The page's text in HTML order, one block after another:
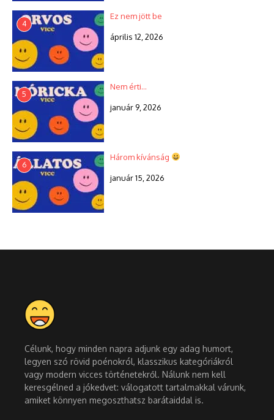
4
Ez nem jött be
április 12, 2026
5
Nem érti…
január 9, 2026
6
Három kívánság
január 15, 2026
Célunk, hogy minden napra adjunk egy adag humort,
legyen szó rövid poénokról, klasszikus kategóriákról
vagy modern vicces történetekről. Nálunk nem kell
keresgélned a jókedvet: válogatott tartalmakkal várunk,
amiket könnyen megoszthatsz barátaiddal is.